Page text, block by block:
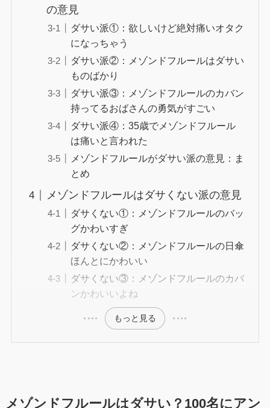
の意見
ダサい派①：欲しいけど絶対痛いオタク
になっちゃう
ダサい派②：メゾンドフルールはダサい
ものばかり
ダサい派③：メゾンドフルールのカバン
持ってるおばさんの勇気がすごい
ダサい派④：35歳でメゾンドフルール
は痛いと言われた
メゾンドフルールがダサい派の意見：ま
とめ
メゾンドフルールはダサくない派の意見
ダサくない①：メゾンドフルールのバッ
グかわいすぎ
ダサくない②：メゾンドフルールの日傘
ほんとにかわいい
ダサくない③：メゾンドフルールのカバ
ンかわいいよね
もっと見る
メゾンドフルールはダサい？100名にアン